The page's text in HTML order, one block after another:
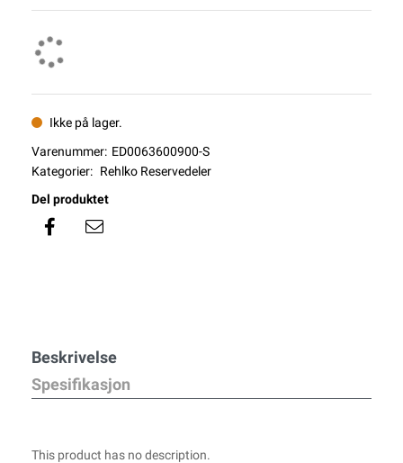
Ikke på lager.
Varenummer: ED0063600900-S
Kategorier: Rehlko Reservedeler
Del produktet
Beskrivelse
Spesifikasjon
This product has no description.